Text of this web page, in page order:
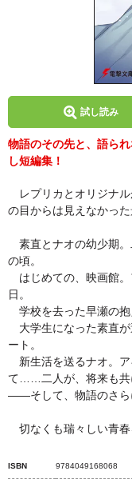
試し読み
物語のその先と、語ら
し短編集！
レプリカとオリジナル
の目からは見えなかっ
素直とナオの幼少期。
の頃。
はじめての、映画館。
日。
学校を去った早瀬の抱
大学生になった素直が
ート。
新生活を送るナオ。ア
て……二人が、将来も共
――そして、物語のさら
切なくも瑞々しい青春
ISBN 9784049168068